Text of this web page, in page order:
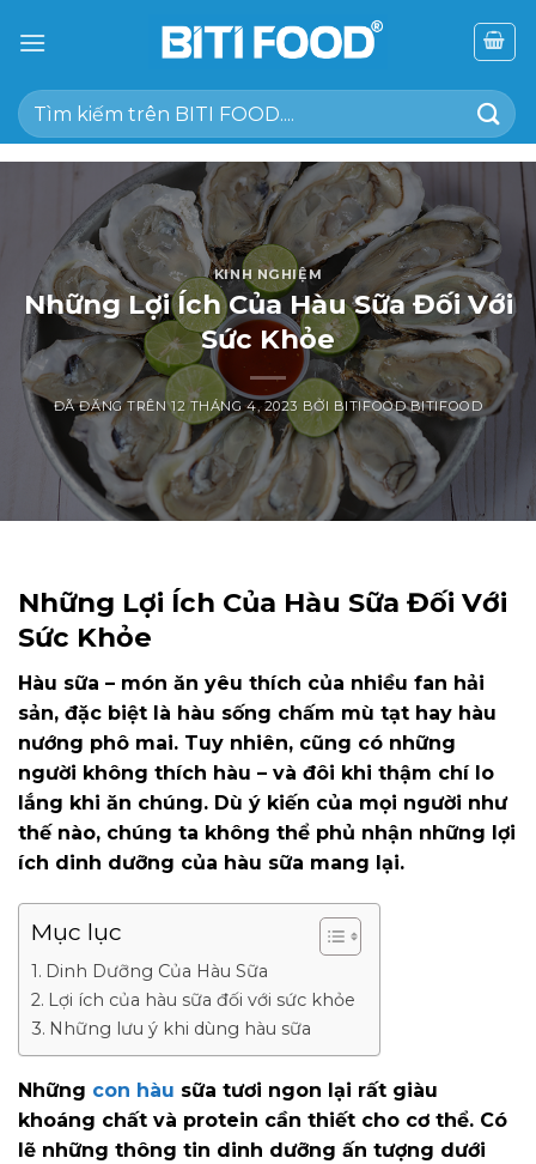
đến
dung
Tìm
kiếm:
KINH NGHIỆM
Những Lợi Ích Của Hàu Sữa Đối Với
Sức Khỏe
ĐÃ ĐĂNG TRÊN12 THÁNG 4, 2023 BỞI BITIFOOD BITIFOOD
Những Lợi Ích Của Hàu Sữa Đối Với
Sức Khỏe
Hàu sữa – món ăn yêu thích của nhiều fan hải
sản, đặc biệt là hàu sống chấm mù tạt hay hàu
nướng phô mai. Tuy nhiên, cũng có những
người không thích hàu – và đôi khi thậm chí lo
lắng khi ăn chúng. Dù ý kiến của mọi người như
thế nào, chúng ta không thể phủ nhận những lợi
ích dinh dưỡng của hàu sữa mang lại.
Mục lục
Dinh Dưỡng Của Hàu Sữa
Lợi ích của hàu sữa đối với sức khỏe
Những lưu ý khi dùng hàu sữa
Những con hàu sữa tươi ngon lại rất giàu
khoáng chất và protein cần thiết cho cơ thể. Có
lẽ những thông tin dinh dưỡng ấn tượng dưới